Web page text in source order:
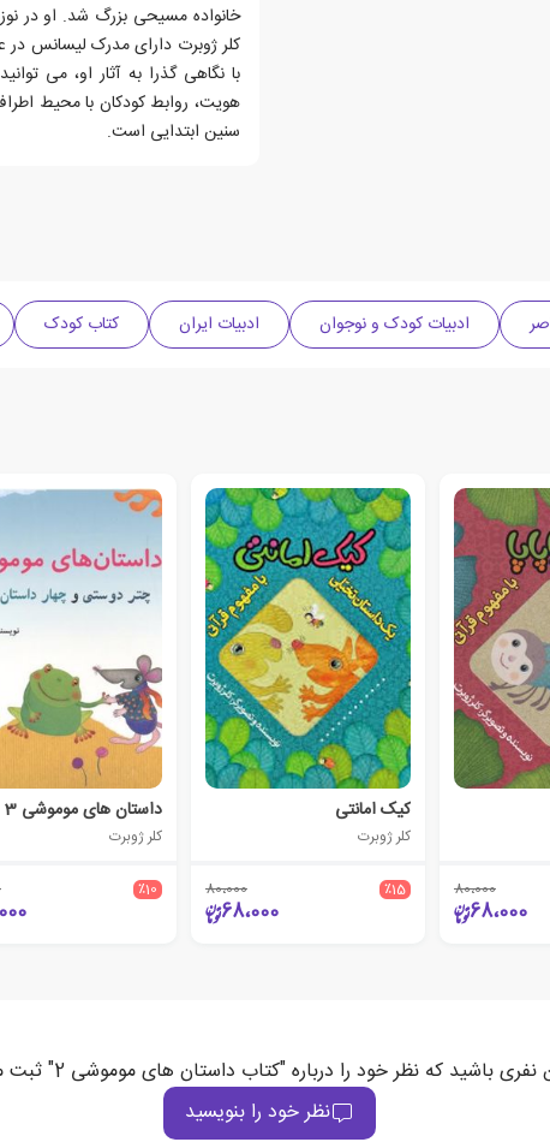
خانواده مسیحی بزرگ شد. او در
کلر ژوبرت دارای مدرک لیسانس
با نگاهی گذرا به آثار او، می
هویت، روابط کودکان با محیط
سنین ابتدایی است.
ادبیات کودک و نوجوان ادبیات ایران کتاب کودک
80،000
68،000
کیک امانتی
کلر ژوبرت
٪15 80،000
68،000
داستان های موموشی‏‫ 3
کلر ژوبرت
٪10
نفری باشید که نظر خود را درباره "کتاب داستان های موموشی‏‫ 2" ثبت می‌کند
نظر خود را بنویسید